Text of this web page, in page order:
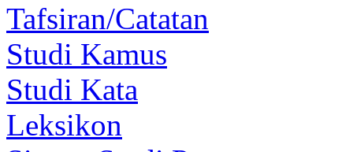
Tafsiran/Catatan
Studi Kamus
Studi Kata
Leksikon